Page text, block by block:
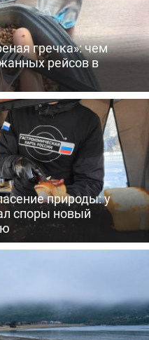
гречка»: чем
рейсов в
природы: у
споры новый